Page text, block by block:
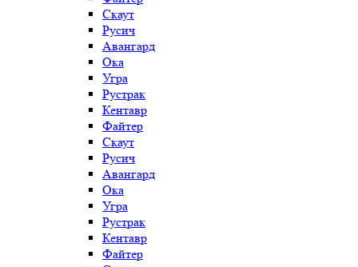
Скаут
Русич
Авангард
Ока
Угра
Рустрак
Кентавр
Файтер
Скаут
Русич
Авангард
Ока
Угра
Рустрак
Кентавр
Файтер